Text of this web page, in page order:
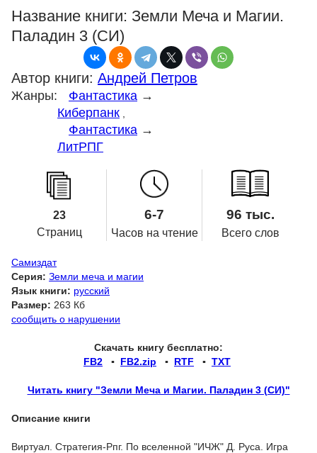
Название книги: Земли Меча и Магии.
Паладин 3 (СИ)
Автор книги: Андрей Петров
Жанры: Фантастика →
Киберпанк
Фантастика →
ЛитРПГ
23
Страниц
6-7
Часов на чтение
96 тыс.
Всего слов
Самиздат
Серия: Земли меча и магии
Язык книги: русский
Размер: 263 Кб
сообщить о нарушении
Скачать книгу бесплатно:
FB2 ▪ FB2.zip ▪ RTF ▪ TXT
Читать книгу "Земли Меча и Магии. Паладин 3 (СИ)"
Описание книги
Виртуал. Стратегия-Рпг. По вселенной "ИЧЖ" Д. Руса. Игра